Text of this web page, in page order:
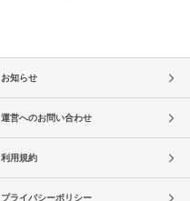
お知らせ
運営へのお問い合わせ
利用規約
プライバシーポリシー